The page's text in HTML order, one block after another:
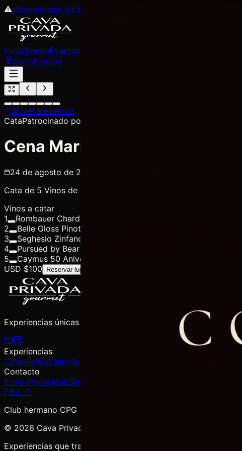
⚠¿Sospechoso de buen gusto? Únete a
InicioTiendaEventosTrayectoria
Contáctenos
Volver a eventos
CataPatrocinado por
Cena Maridaje Vinos USA
24 de agosto de 2026
Cata de 5 Vinos de Bodegas de Estados Unidos de grandes
Vinos a catar
1
Rombauer Chardonnay Carneros
2
Belle Gloss Pinot Noir
3
Seghesio Zinfandel
4
Pursued by Bear Syrah
5
Caymus 50 Aniversario California
USD $100
Reservar lugar
Experiencias únicas de degustación de vinos y licores de alta
Experiencias
CatasFeriasViajesSuscripciones
Contacto
E-mailPrivacidadSer Proveedor
F.B.I. ↗
Club hermano CPG
© 2026 Cava Privada Gourmet. Quito, Ecuador.
Experiencias que trascienden el vino.